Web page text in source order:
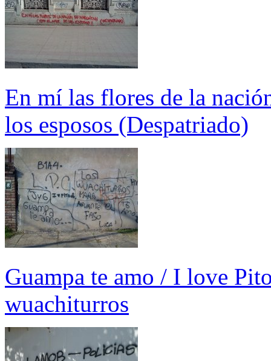
En mí las flores de la
los esposos (Despatriado)
Guampa te amo / I love
wuachiturros